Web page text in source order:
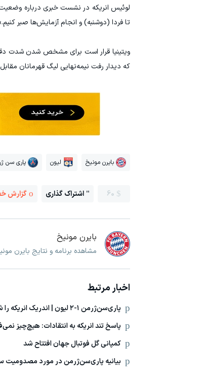
لوئیس انریکه در نشست خبری درباره
تا فردا (دوشنبه) و انجام آزمایش‌ها صبر
ویتینیا قرار است برای مشخص شدن شدت
که دیدار رفت نیمه‌نهایی لیگ قهرمانان مقابل
بایرن مونیخ لیون پاری سن
60 اشتراک گذاری گزارش
بایرن مونیخ
مشاهده برنامه و نتایج بایرن
اخبار مرتبط
پاری‌سن‌ژرمن ۱-۲ لیون | اندریک انریکه را شکست داد
پاسخ تند انریکه به انتقادات: هیچ‌چیز
کمپانی گل فوتبال جهان افتتاح شد
بیانیه پاری‌سن‌ژرمن در مورد مصدومیت